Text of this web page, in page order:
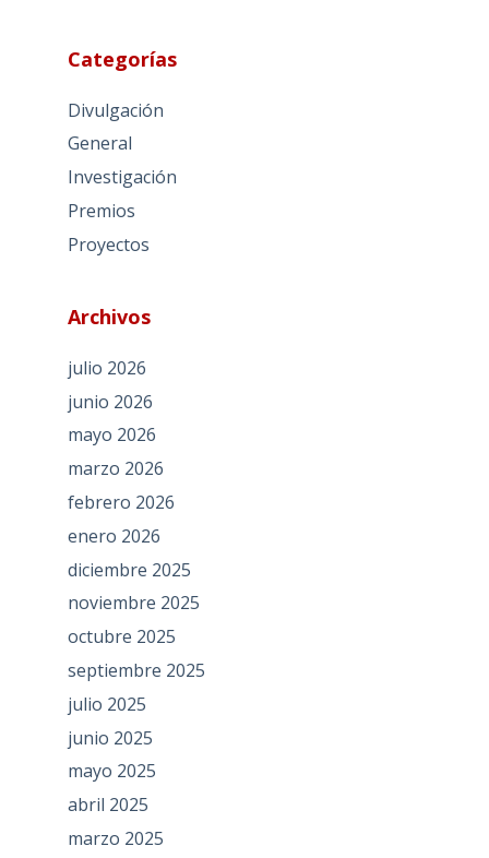
Categorías
Divulgación
General
Investigación
Premios
Proyectos
Archivos
julio 2026
junio 2026
mayo 2026
marzo 2026
febrero 2026
enero 2026
diciembre 2025
noviembre 2025
octubre 2025
septiembre 2025
julio 2025
junio 2025
mayo 2025
abril 2025
marzo 2025